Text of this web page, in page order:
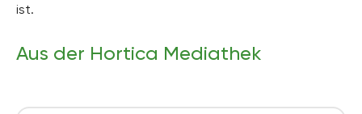
ist.
Aus der Hortica Mediathek